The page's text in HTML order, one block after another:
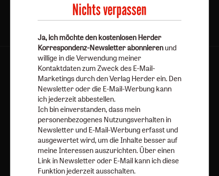
AGB und Widerrufsbelehrung
Datenschutz
Barrierefreiheit
Impressum
Vertrag widerrufen Abo online kündigen
Nichts verpassen
Ja, ich möchte den kostenlosen Herder
Korrespondenz-Newsletter abonnieren und
willige in die Verwendung meiner
Kontaktdaten zum Zweck des E-Mail-
Marketings durch den Verlag Herder ein. Den
Newsletter oder die E-Mail-Werbung kann
ich jederzeit abbestellen.
Ich bin einverstanden, dass mein
personenbezogenes Nutzungsverhalten in
Newsletter und E-Mail-Werbung erfasst und
ausgewertet wird, um die Inhalte besser auf
meine Interessen auszurichten. Über einen
Link in Newsletter oder E-Mail kann ich diese
Funktion jederzeit ausschalten.